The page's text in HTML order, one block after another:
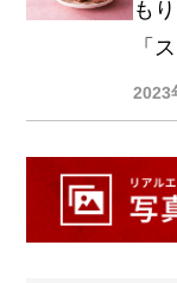
も
「
か
2023